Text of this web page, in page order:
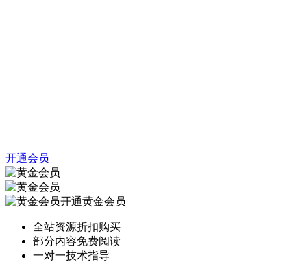
开通会员
开通黄金会员
全站资源折扣购买
部分内容免费阅读
一对一技术指导